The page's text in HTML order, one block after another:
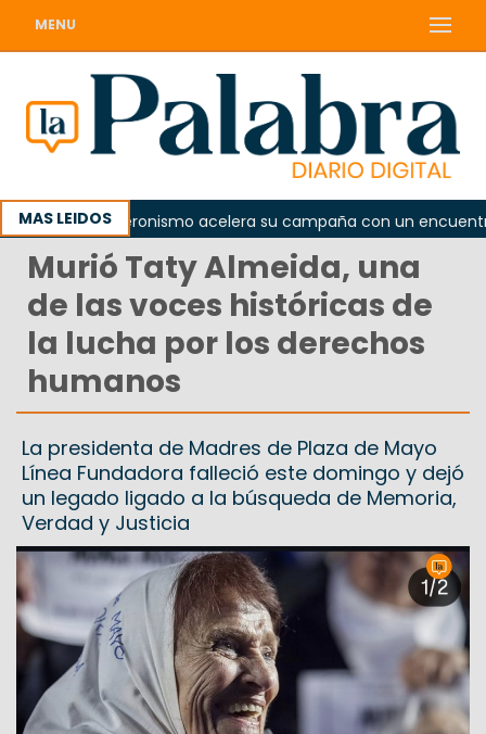
MENU
MAS LEIDOS
El peronismo acelera su campaña con un encuentro
Murió Taty Almeida, una
de las voces históricas de
la lucha por los derechos
humanos
La presidenta de Madres de Plaza de Mayo
Línea Fundadora falleció este domingo y dejó
un legado ligado a la búsqueda de Memoria,
Verdad y Justicia